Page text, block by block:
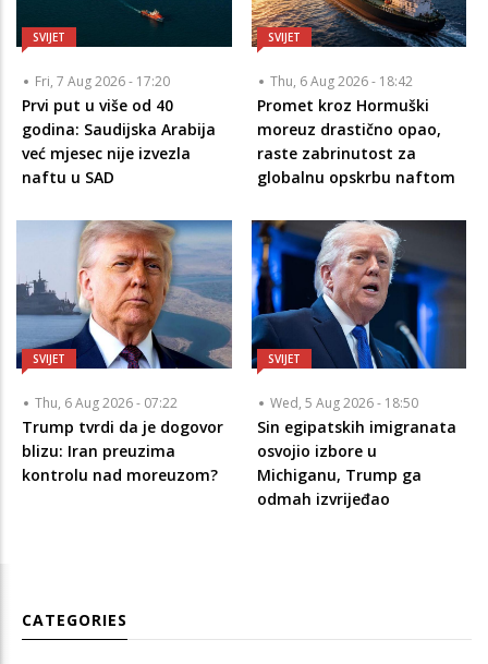
SVIJET
Fri, 7 Aug 2026 - 17:20
Prvi put u više od 40
godina: Saudijska Arabija
već mjesec nije izvezla
naftu u SAD
SVIJET
Thu, 6 Aug 2026 - 18:42
Promet kroz Hormuški
moreuz drastično opao,
raste zabrinutost za
globalnu opskrbu naftom
SVIJET
Thu, 6 Aug 2026 - 07:22
Trump tvrdi da je dogovor
blizu: Iran preuzima
kontrolu nad moreuzom?
SVIJET
Wed, 5 Aug 2026 - 18:50
Sin egipatskih imigranata
osvojio izbore u
Michiganu, Trump ga
odmah izvrijeđao
CATEGORIES